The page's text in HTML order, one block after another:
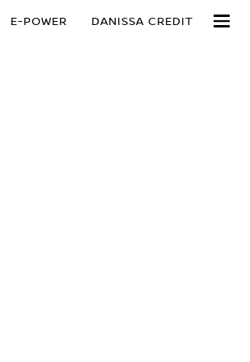
E-POWER DANISSA CREDIT